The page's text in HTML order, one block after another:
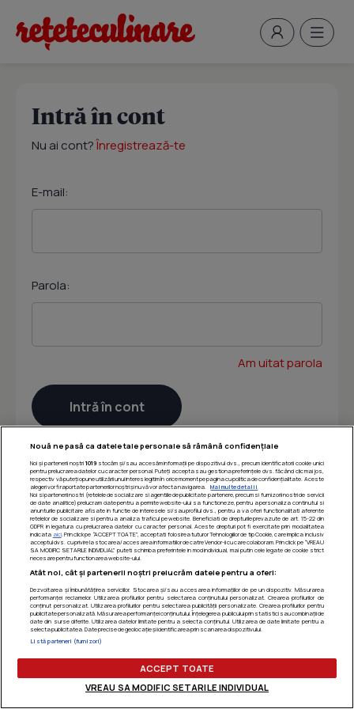
Intră în cont
Nu ai cont?Înregistrează-te
E-mail:
Parola:
Am uitat parola
Nouă ne pasă ca datele tale personale să rămână confidențiale
Noi și partenerii noștri 1019stocăm și/sau accesăm informații pe dispozitivul dvs., precum identificatorii cookie unici
pentru prelucrarea datelor cu caracter personal. Puteți accepta sau gestiona preferințele dvs. făcând clic mai jos,
respectiv vă puteți opune utilizării unui interes legitim în orice moment pe pagina cu politica de confidențialitate. Aceste
alegeri vor fi raportate partenerilor noștri și nu vă vor afecta navigarea.
Mai multe detalii
Noi si partenerii nostri (retelele de socializare si agentiile de publicitate partenere, precum si furnizorii nostri de servicii
de date analitice) prelucram date pentru a permite website-ului sa functioneze, pentru a personaliza continutul si
anunturile publicitare afisate in functie de interesele si/sau profilul dvs., pentru a va oferi functionalitati aferente
retelelor de socializare si pentru a analiza traficul pe website. Beneficiati de drepturile prevazute de art. 15-22 din
GDPR in legatura cu prelucrarea datelor cu caracter personal. Aceste drepturi pot fi exercitate prin modalitatea
indicata aici. Prin click pe “ACCEPT TOATE”, acceptati folosirea tuturor Tehnologiilor de tip Cookie, care implica inclusiv
acceptul dvs. cu privire la stocarea/accesarea informatiilor de catre Vendor-ii cu care colaboram. Prin click pe “VREAU
SA MODIFIC SETARILE INDIVIDUAL” puteti schimba preferintele in mod individual, mai putin cele legate de cookie strict
necesare pentru functionarea website-ului.
Atât noi, cât și partenerii noștri prelucrăm datele pentru a oferi:
Dezvoltarea și îmbunătățirea serviciilor. Stocarea și/sau accesarea informațiilor de pe un dispozitiv. Măsurarea
performanței reclamelor. Utilizarea profilurilor pentru selectarea conținutului personalizat. Crearea profilurilor de
conținut personalizat. Utilizarea profilurilor pentru selectarea publicității personalizate. Crearea profilurilor pentru
publicitate personalizată. Măsurarea performanței conținutului. Înțelegerea publicului prin statistici sau combinații de
date din surse diferite. Utilizarea datelor limitate pentru a selecta conținutul. Utilizarea de date limitate pentru a
selecta publicitatea. Date precise de geolocație și identificarea prin scanarea dispozitivului.
Listă parteneri (furnizori)
ACCEPT TOATE
VREAU SA MODIFIC SETARILE INDIVIDUAL